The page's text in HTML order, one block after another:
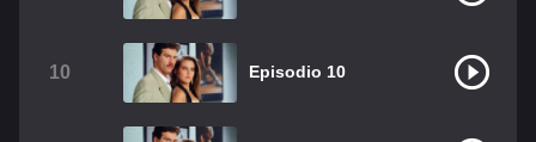
10 Episodio 10